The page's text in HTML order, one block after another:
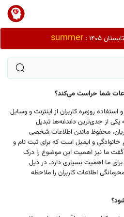
1405 :
summer
شما حراست می‌کند؟
روزمره کاربران از اینترنت و وسایل
یکی از جدی‌ترین دغدغه‌ها تبدیل
محفوظ ماندن اطلاعات شخصی
و ایمیل است که برای ثبت نام و
گفت ما نیز اهمیت این موضوع را درک
ما اهمیت بسیاری دارد. در ذیل
اطلاعات کاربران را ملاحظه